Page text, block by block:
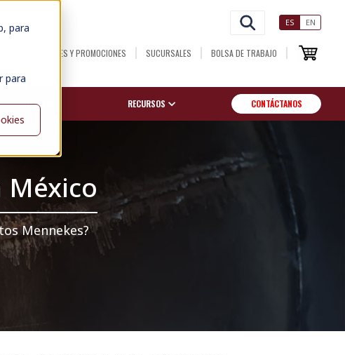
para
para
ES EN
NOVEDADES Y PROMOCIONES SUCURSALES BOLSA DE TRABAJO
NOSOTROS RECURSOS CONTÁCTANOS
Mennekes?